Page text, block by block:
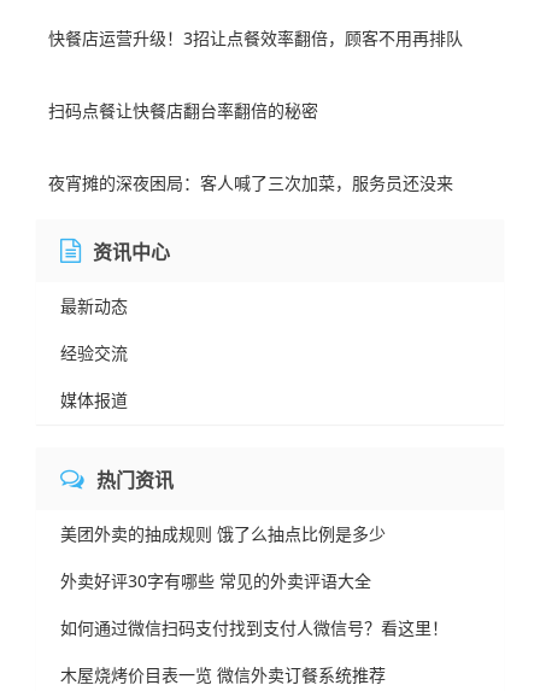
快餐店运营升级！3招让点餐效率翻倍，顾客不用再排队
扫码点餐让快餐店翻台率翻倍的秘密
夜宵摊的深夜困局：客人喊了三次加菜，服务员还没来
资讯中心
最新动态
经验交流
媒体报道
热门资讯
美团外卖的抽成规则 饿了么抽点比例是多少
外卖好评30字有哪些 常见的外卖评语大全
如何通过微信扫码支付找到支付人微信号？看这里！
木屋烧烤价目表一览 微信外卖订餐系统推荐